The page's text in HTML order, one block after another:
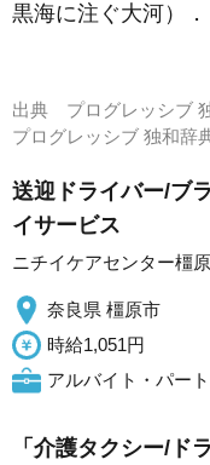
黒海に注ぐ大河）．
出典 プログレッシブ
プログレッシブ 独和
送迎ドライバー/ブ
イサービス
ニチイケアセンター橿原
奈良県 橿原市
時給1,051円
アルバイト・パート
「介護タクシー/ド